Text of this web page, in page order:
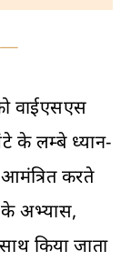
वाईएसएस
के लम्बे ध्यान-
करते
के अभ्यास,
किया जाता